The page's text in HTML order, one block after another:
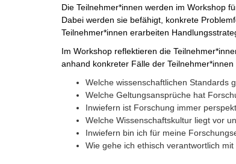
Die Teilnehmer*innen werden im Workshop
Dabei werden sie befähigt, konkrete
Teilnehmer*innen erarbeiten
Im Workshop reflektieren die
anhand konkreter Fälle der
Welche wissenschaftlichen Standards
Welche Geltungsansprüche hat
Inwiefern ist Forschung immer
Welche Wissenschaftskultur liegt vor
Inwiefern bin ich für meine
Wie gehe ich ethisch verantwortlich